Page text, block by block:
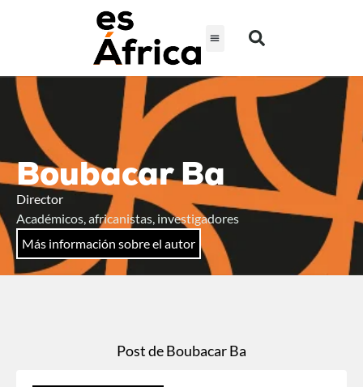
Boubacar Ba
Director
Académicos, africanistas, investigadores
Más información sobre el autor
Post de Boubacar Ba